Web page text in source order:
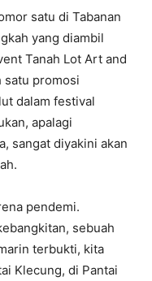
satu di Tabanan
yang diambil
Tanah Lot Art and
satu promosi
dalam festival
apalagi
sangat diyakini akan
pendemi.
sebuah
terbukti, kita
Klecung, di Pantai